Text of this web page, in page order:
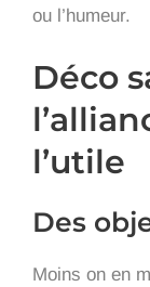
ou l’humeur.
Déco
l’utile
Des
Moins on en